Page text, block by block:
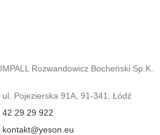
IMPALL Rozwandowicz Bocheński Sp.K.
ul. Pojezierska 91A, 91-341, Łódź
42 29 29 922
kontakt@yeson.eu